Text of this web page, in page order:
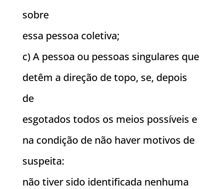
sobre
essa pessoa coletiva;
c) A pessoa ou pessoas singulares que
detêm a direção de topo, se, depois
de
esgotados todos os meios possíveis e
na condição de não haver motivos de
suspeita:
não tiver sido identificada nenhuma